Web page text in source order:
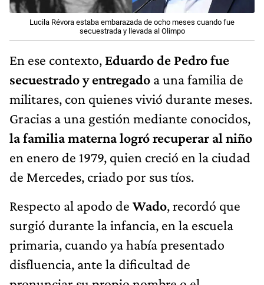
Lucila Révora estaba embarazada de ocho meses cuando fue
secuestrada y llevada al Olimpo
En ese contexto, Eduardo de Pedro fue
secuestrado y entregado a una familia de
militares, con quienes vivió durante meses.
Gracias a una gestión mediante conocidos,
la familia materna logró recuperar al niño
en enero de 1979, quien creció en la ciudad
de Mercedes, criado por sus tíos.
Respecto al apodo de Wado, recordó que
surgió durante la infancia, en la escuela
primaria, cuando ya había presentado
disfluencia, ante la dificultad de